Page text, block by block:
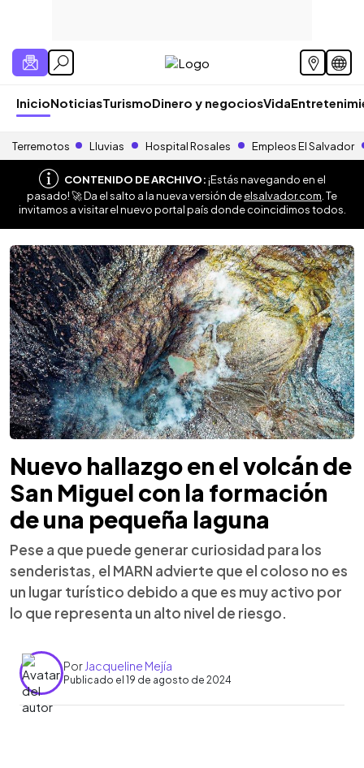
InicioNoticiasTurismoDinero y negociosVida
Terremotos Lluvias Hospital Rosales Empleos El Salvador
CONTENIDO DE ARCHIVO:¡Estás navegando en el
pasado! 🚀 Da el salto a la nueva versión deelsalvador.com . Te
invitamos a visitar el nuevo portal país donde coincidimos todos.
Nuevo hallazgo en el volcán de
San Miguel con la formación
de una pequeña laguna
Pese a que puede generar curiosidad para los
senderistas, el MARN advierte que el coloso no es
un lugar turístico debido a que es muy activo por
lo que representa un alto nivel de riesgo.
Por Jacqueline Mejía
Publicado el 19 de agosto de 2024